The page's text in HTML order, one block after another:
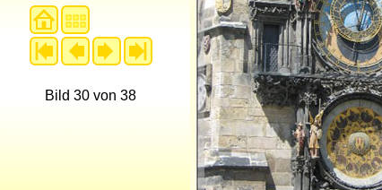
Bild 30 von 38